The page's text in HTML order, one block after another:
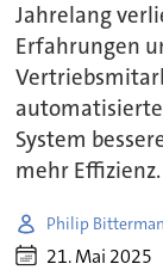
Jahrelang
Erfahrungen
System
mehr Effizienz.
Philip
21. Mai 2025